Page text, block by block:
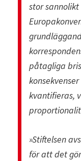
stor
påtagliga
kvantifieras,
»Stiftelsen
för att det